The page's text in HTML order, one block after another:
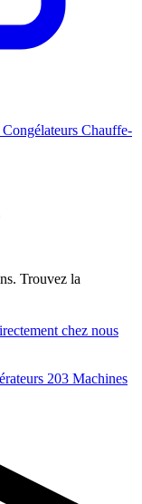
Congélateurs Chauffe-
Prix
Trouvez la
chez nous
203 Machines